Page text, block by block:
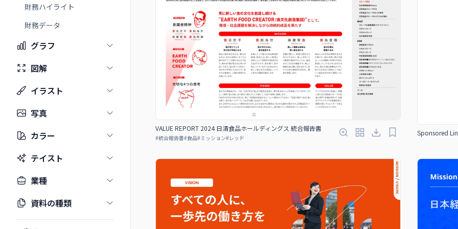
財務ハイライト
財務データ
グラフ
図解
イラスト
写真
カラー
テイスト
業種
資料の種類
VALUE REPORT 2024 日清食品ホールディングス 統合報告書
#統合報告書#食品#ミッション#レッド
Sponsored